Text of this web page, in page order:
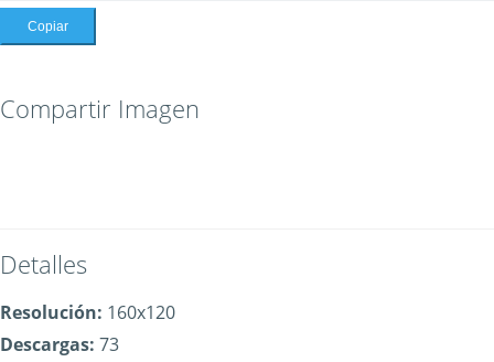
Copiar
Compartir Imagen
Detalles
Resolución: 160x120
Descargas: 73